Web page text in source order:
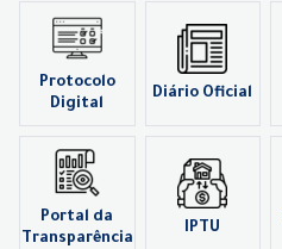
Protocolo
Digital
Diário Oficial
Portal da
Transparência
IPTU